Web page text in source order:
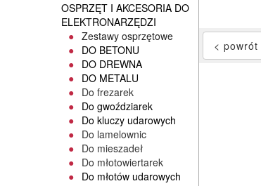
OSPRZĘT I AKCESORIA DO
ELEKTRONARZĘDZI
Zestawy osprzętowe
DO BETONU
DO DREWNA
DO METALU
Do frezarek
Do gwoździarek
Do kluczy udarowych
Do lamelownic
Do mieszadeł
Do młotowiertarek
Do młotów udarowych